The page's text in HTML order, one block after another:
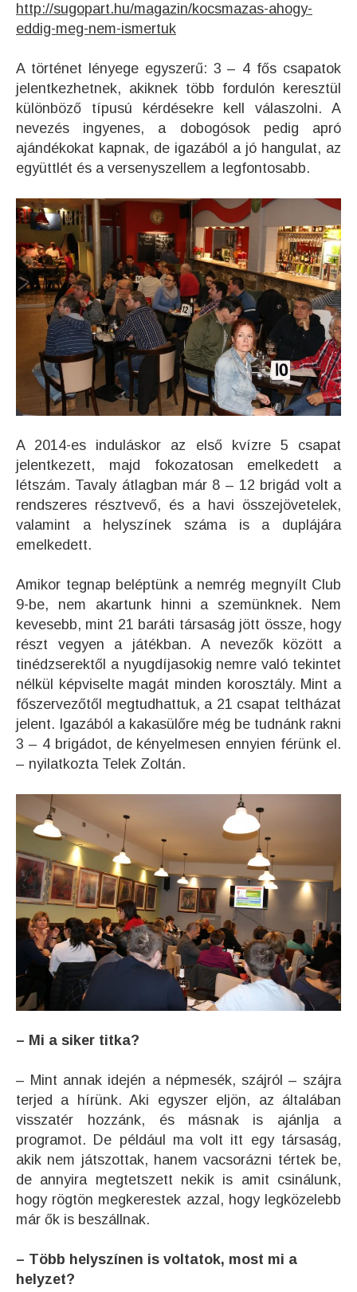
http://sugopart.hu/magazin/kocsmazas-ahogy-
eddig-meg-nem-ismertuk
A történet lényege egyszerű: 3 – 4 fős csapatok
jelentkezhetnek, akiknek több fordulón keresztül
különböző típusú kérdésekre kell válaszolni. A
nevezés ingyenes, a dobogósok pedig apró
ajándékokat kapnak, de igazából a jó hangulat, az
együttlét és a versenyszellem a legfontosabb.
A 2014-es induláskor az első kvízre 5 csapat
jelentkezett, majd fokozatosan emelkedett a
létszám. Tavaly átlagban már 8 – 12 brigád volt a
rendszeres résztvevő, és a havi összejövetelek,
valamint a helyszínek száma is a duplájára
emelkedett.
Amikor tegnap beléptünk a nemrég megnyílt Club
9-be, nem akartunk hinni a szemünknek. Nem
kevesebb, mint 21 baráti társaság jött össze, hogy
részt vegyen a játékban. A nevezők között a
tinédzserektől a nyugdíjasokig nemre való tekintet
nélkül képviselte magát minden korosztály. Mint a
főszervezőtől megtudhattuk, a 21 csapat teltházat
jelent. Igazából a kakasülőre még be tudnánk rakni
3 – 4 brigádot, de kényelmesen ennyien férünk el.
– nyilatkozta Telek Zoltán.
– Mi a siker titka?
– Mint annak idején a népmesék, szájról – szájra
terjed a hírünk. Aki egyszer eljön, az általában
visszatér hozzánk, és másnak is ajánlja a
programot. De például ma volt itt egy társaság,
akik nem játszottak, hanem vacsorázni tértek be,
de annyira megtetszett nekik is amit csinálunk,
hogy rögtön megkerestek azzal, hogy legközelebb
már ők is beszállnak.
– Több helyszínen is voltatok, most mi a
helyzet?